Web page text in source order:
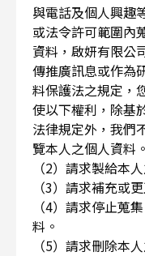
與電話及個人興趣
或法令許可範圍內
資料，啟妍有限公
傳推廣訊息或作
料保護法之規定，
使以下權利，除基
法律規定外，我們
覽本人之個人資料
（2）請求製給本
（3）請求補充或
（4）請求停止蒐
料。
（5）請求刪除本